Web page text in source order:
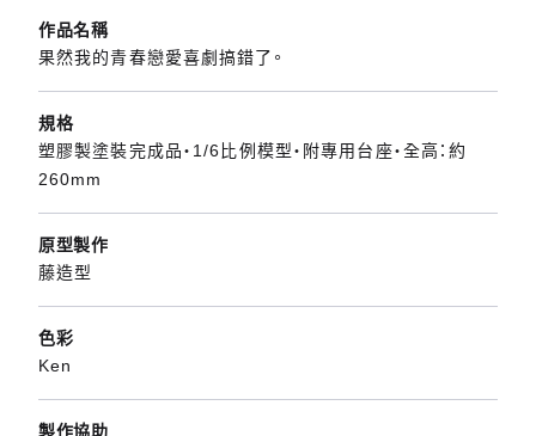
作品名稱
果然我的青春戀愛喜劇搞錯了。
規格
塑膠製塗裝完成品・1/6比例模型・附專用台座・全高：約
260mm
原型製作
藤造型
色彩
Ken
製作協助